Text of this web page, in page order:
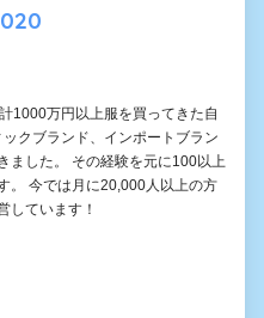
1000万円以上服を買ってきた自
クブランド、インポートブラン
ました。 その経験を元に100以上
。 今では月に20,000人以上の方
しています！